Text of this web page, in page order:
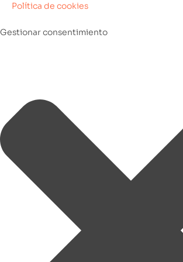
Política de cookies
Gestionar consentimiento